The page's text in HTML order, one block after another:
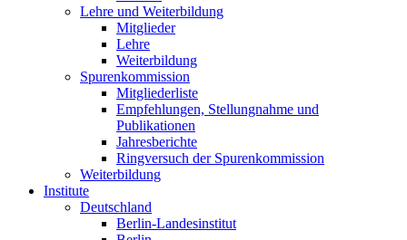
Lehre und Weiterbildung
Mitglieder
Lehre
Weiterbildung
Spurenkommission
Mitgliederliste
Empfehlungen, Stellungnahme und
Publikationen
Jahresberichte
Ringversuch der Spurenkommission
Weiterbildung
Institute
Deutschland
Berlin-Landesinstitut